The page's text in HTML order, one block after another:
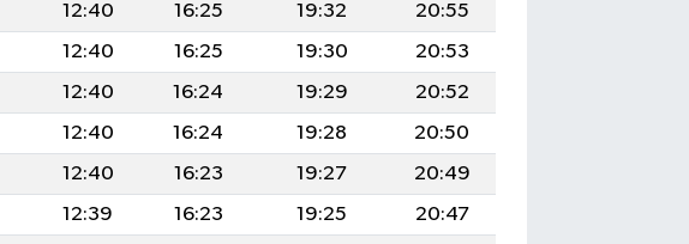
12:40 16:25 19:32
20:55
12:40 16:25 19:30
20:53
12:40 16:24 19:29
20:52
12:40 16:24 19:28
20:50
12:40 16:23 19:27
20:49
12:39 16:23 19:25
20:47